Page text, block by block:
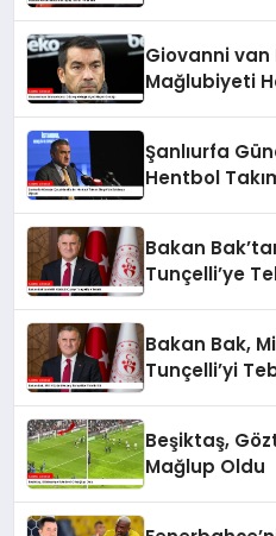
Giovanni
Mağlubiyeti
Şanlıurfa
Hentbol
Bakan
Tunçelli’ye
Bakan Bak,
Tunçelli’yi
Beşiktaş,
Mağlup Oldu